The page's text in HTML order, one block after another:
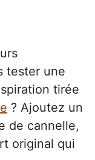
tester une
tirée
? Ajoutez un
de cannelle,
original qui